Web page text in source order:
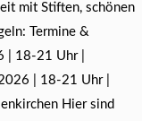
mit Stiften, schönen
Termine &
| 18-21 Uhr |
| 18-21 Uhr |
Hier sind